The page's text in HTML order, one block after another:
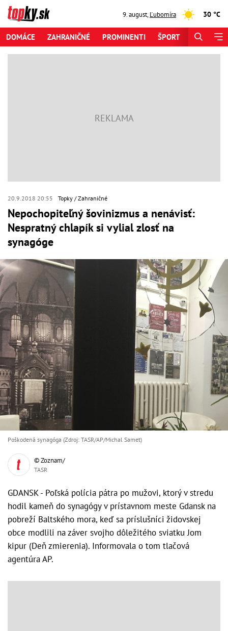
9. august,Ľubomíra 30 °C
DOMÁCE ZAHRANIČNÉ PROMINENTI ŠPORT
20.9.2018 20:55 Topky Zahraničné
Nepochopiteľný šovinizmus a nenávisť:
Nespratný chlapík si vylial zlosť na
synagóge
Poškodená synagóga (Zdroj: TASR/AP/Michal Samet)
© Zoznam/
TASR
GDANSK - Poľská polícia pátra po mužovi, ktorý v stredu
hodil kameň do synagógy v prístavnom meste Gdansk na
pobreží Baltského mora, keď sa príslušníci židovskej
obce modlili na záver svojho dôležitého sviatku Jom
kipur (Deň zmierenia). Informovala o tom tlačová
agentúra AP.